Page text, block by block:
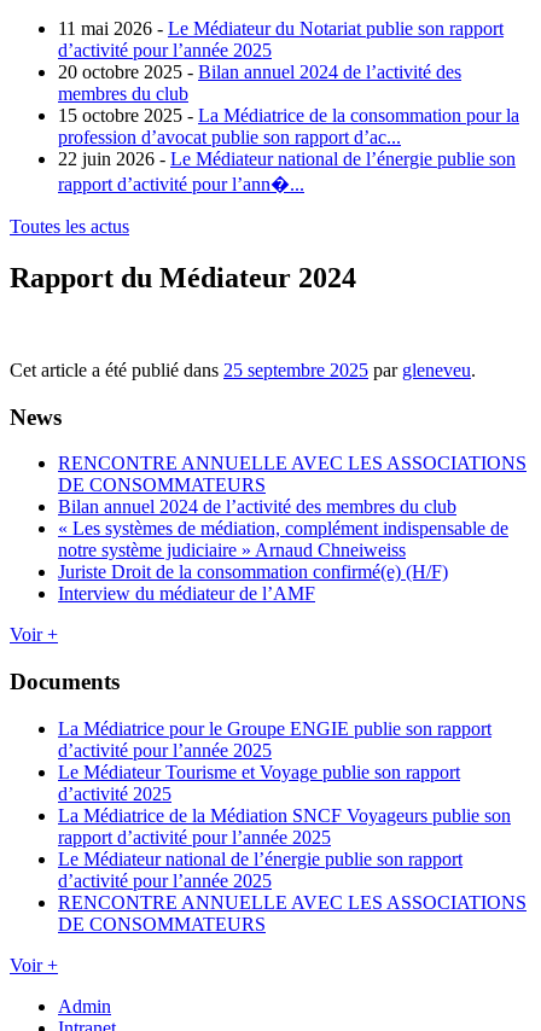
11 mai 2026 - Le Médiateur du Notariat publie son rapport
d’activité pour l’année 2025
20 octobre 2025 - Bilan annuel 2024 de l’activité des
membres du club
15 octobre 2025 - La Médiatrice de la consommation pour la
profession d’avocat publie son rapport d’ac...
22 juin 2026 - Le Médiateur national de l’énergie publie son
rapport d’activité pour l’ann�...
Toutes les actus
Rapport du Médiateur 2024
Cet article a été publié dans 25 septembre 2025 par gleneveu.
News
RENCONTRE ANNUELLE AVEC LES ASSOCIATIONS
DE CONSOMMATEURS
Bilan annuel 2024 de l’activité des membres du club
« Les systèmes de médiation, complément indispensable de
notre système judiciaire » Arnaud Chneiweiss
Juriste Droit de la consommation confirmé(e) (H/F)
Interview du médiateur de l’AMF
Voir +
Documents
La Médiatrice pour le Groupe ENGIE publie son rapport
d’activité pour l’année 2025
Le Médiateur Tourisme et Voyage publie son rapport
d’activité 2025
La Médiatrice de la Médiation SNCF Voyageurs publie son
rapport d’activité pour l’année 2025
Le Médiateur national de l’énergie publie son rapport
d’activité pour l’année 2025
RENCONTRE ANNUELLE AVEC LES ASSOCIATIONS
DE CONSOMMATEURS
Voir +
Admin